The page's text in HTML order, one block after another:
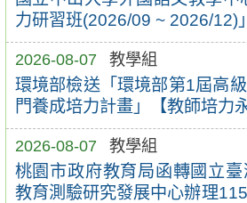
力研習班(2026/09 ~ 2026/12)
2026-08-07
教學組
環境部檢送「環境部第1屆高
門養成培力計畫」【教師培力
2026-08-07
教學組
桃園市政府教育局函轉國立
教育測驗研究發展中心辦理